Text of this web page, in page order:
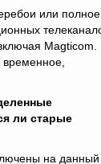
или полное
Magticom.
ли старые
на данный